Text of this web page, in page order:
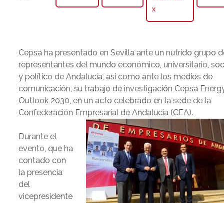
X
Cepsa ha presentado en Sevilla ante un nutrido grupo
representantes del mundo económico, universitario,
y político de Andalucía, así como ante los medios de
comunicación, su trabajo de investigación Cepsa
Outlook 2030, en un acto celebrado en la sede de la
Confederación Empresarial de Andalucia (CEA).
Durante el
evento, que ha
contado con
la presencia
del
vicepresidente